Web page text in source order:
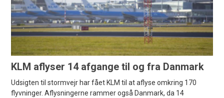
KLM aflyser 14 afgange til og fra Danmark
Udsigten til stormvejr har fået KLM til at aflyse omkring 170
flyvninger. Aflysningerne rammer også Danmark, da 14